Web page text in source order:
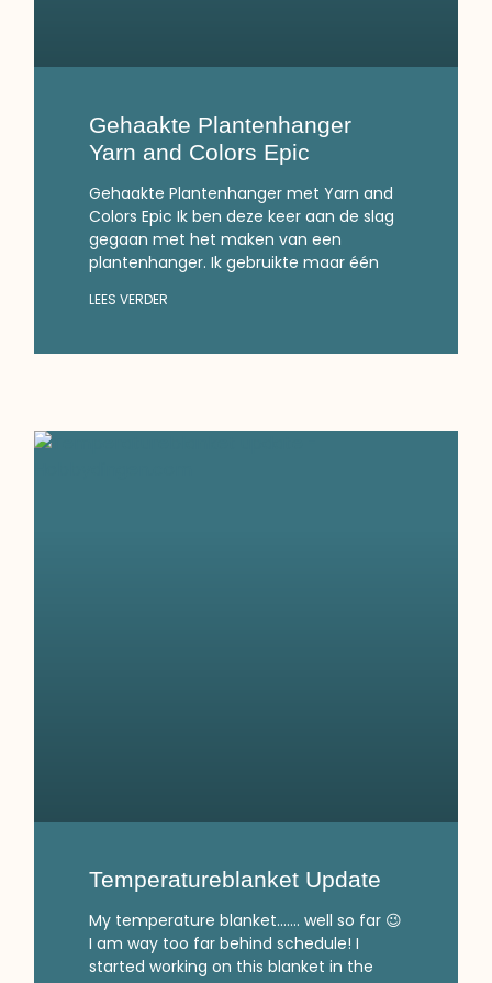
Gehaakte Plantenhanger
Yarn and Colors Epic
Gehaakte Plantenhanger met Yarn and
Colors Epic Ik ben deze keer aan de slag
gegaan met het maken van een
plantenhanger. Ik gebruikte maar één
LEES VERDER
Temperatureblanket Update
My temperature blanket……. well so far 😉
I am way too far behind schedule! I
started working on this blanket in the